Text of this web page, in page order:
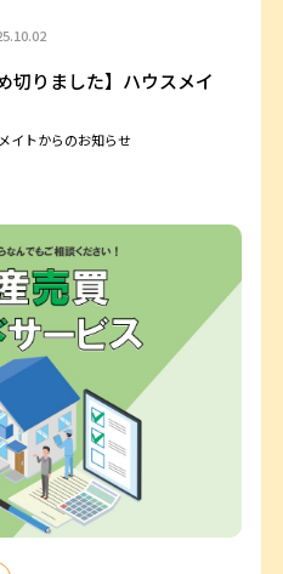
切りました】ハウスメイ
イトからのお知らせ